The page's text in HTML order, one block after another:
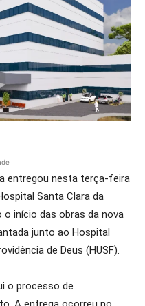
entregou nesta terça-feira
Santa Clara da
o início das obras da nova
junto ao Hospital
de Deus (HUSF).
o processo de